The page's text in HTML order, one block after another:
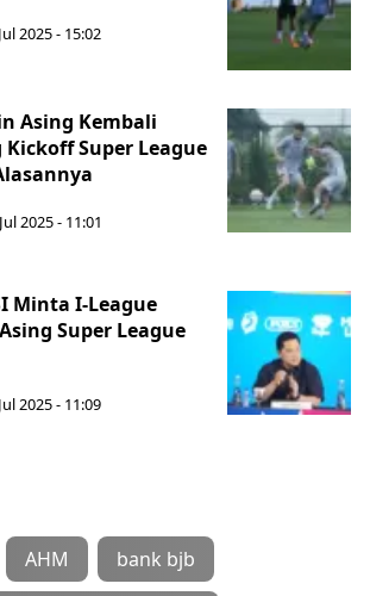
2025 - 15:02
Asing Kembali
Kickoff Super League
2025 - 11:01
Minta I-League
Super League
2025 - 11:09
AHM bank bjb